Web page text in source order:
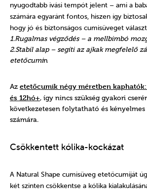
nyugodtabb ivási tempót jelent – ami a
számára egyaránt fontos, hiszen így
hogy jó és biztonságos cumisüveget
1.Rugalmas végződés – a mellbimbó
2.Stabil alap – segíti az ajkak megfelelő
etetőcumin
Az etetőcumik négy méretben
és 12hó+, így nincs szükség gyakori
következetesen folytatható és kényelmes
számára.
Csökkentett kólika-kockázat
A Natural Shape cumisüveg etetőcumiját
két szinten csökkentse a kólika